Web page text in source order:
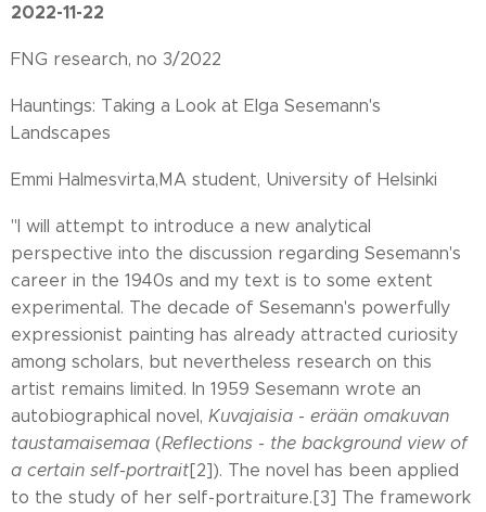
2022-11-22
FNG research, no 3/2022
Hauntings: Taking a Look at Elga Sesemann's
Landscapes
Emmi Halmesvirta,MA student, University of Helsinki
"I will attempt to introduce a new analytical
perspective into the discussion regarding Sesemann's
career in the 1940s and my text is to some extent
experimental. The decade of Sesemann's powerfully
expressionist painting has already attracted curiosity
among scholars, but nevertheless research on this
artist remains limited. In 1959 Sesemann wrote an
autobiographical novel, Kuvajaisia - erään omakuvan
taustamaisemaa (Reflections - the background view of
a certain self-portrait[2]). The novel has been applied
to the study of her self-portraiture.[3] The framework